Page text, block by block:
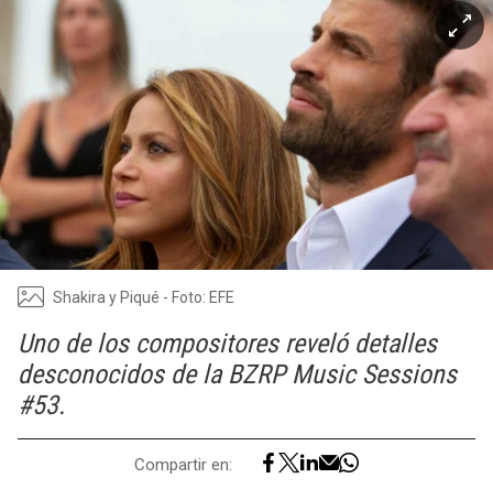
Shakira y Piqué - Foto: EFE
Uno de los compositores reveló detalles
desconocidos de la BZRP Music Sessions
#53.
Compartir en: